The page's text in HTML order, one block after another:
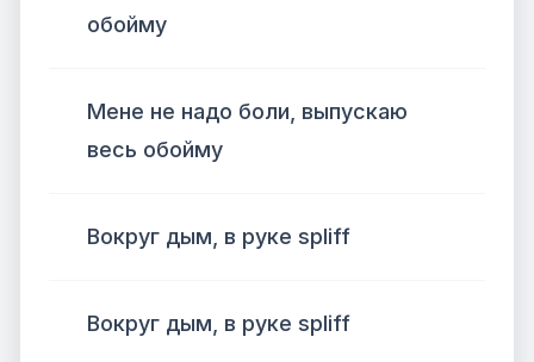
обойму
Мене не надо боли, выпускаю
весь обойму
Вокруг дым, в руке spliff
Вокруг дым, в руке spliff